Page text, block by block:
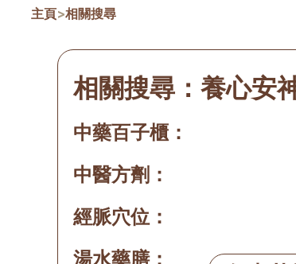
主頁>相關搜尋
相關搜尋： 養心安
中藥百子櫃：
中醫方劑：
經脈穴位：
湯水藥膳：